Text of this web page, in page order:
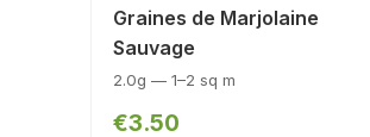
Graines de Marjolaine
Sauvage
2.0g — 1–2 sq m
€3.50